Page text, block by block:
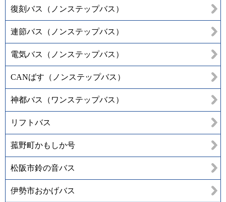
復刻バス（ノンステップバス）
連節バス（ノンステップバス）
電気バス（ノンステップバス）
CANばす（ノンステップバス）
神都バス（ワンステップバス）
リフトバス
菰野町かもしか号
松阪市鈴の音バス
伊勢市おかげバス